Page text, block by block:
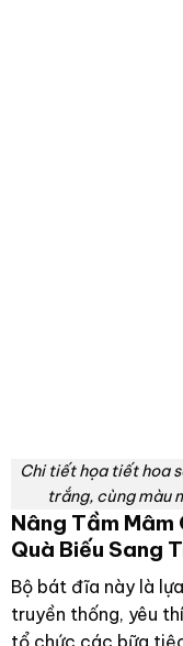
Chi tiết họa tiết hoa
trắng, cùng màu
Nâng Tầm
Quà Biếu Sang
Bộ bát đĩa này là
truyền thống, yêu
tổ chức các bữa